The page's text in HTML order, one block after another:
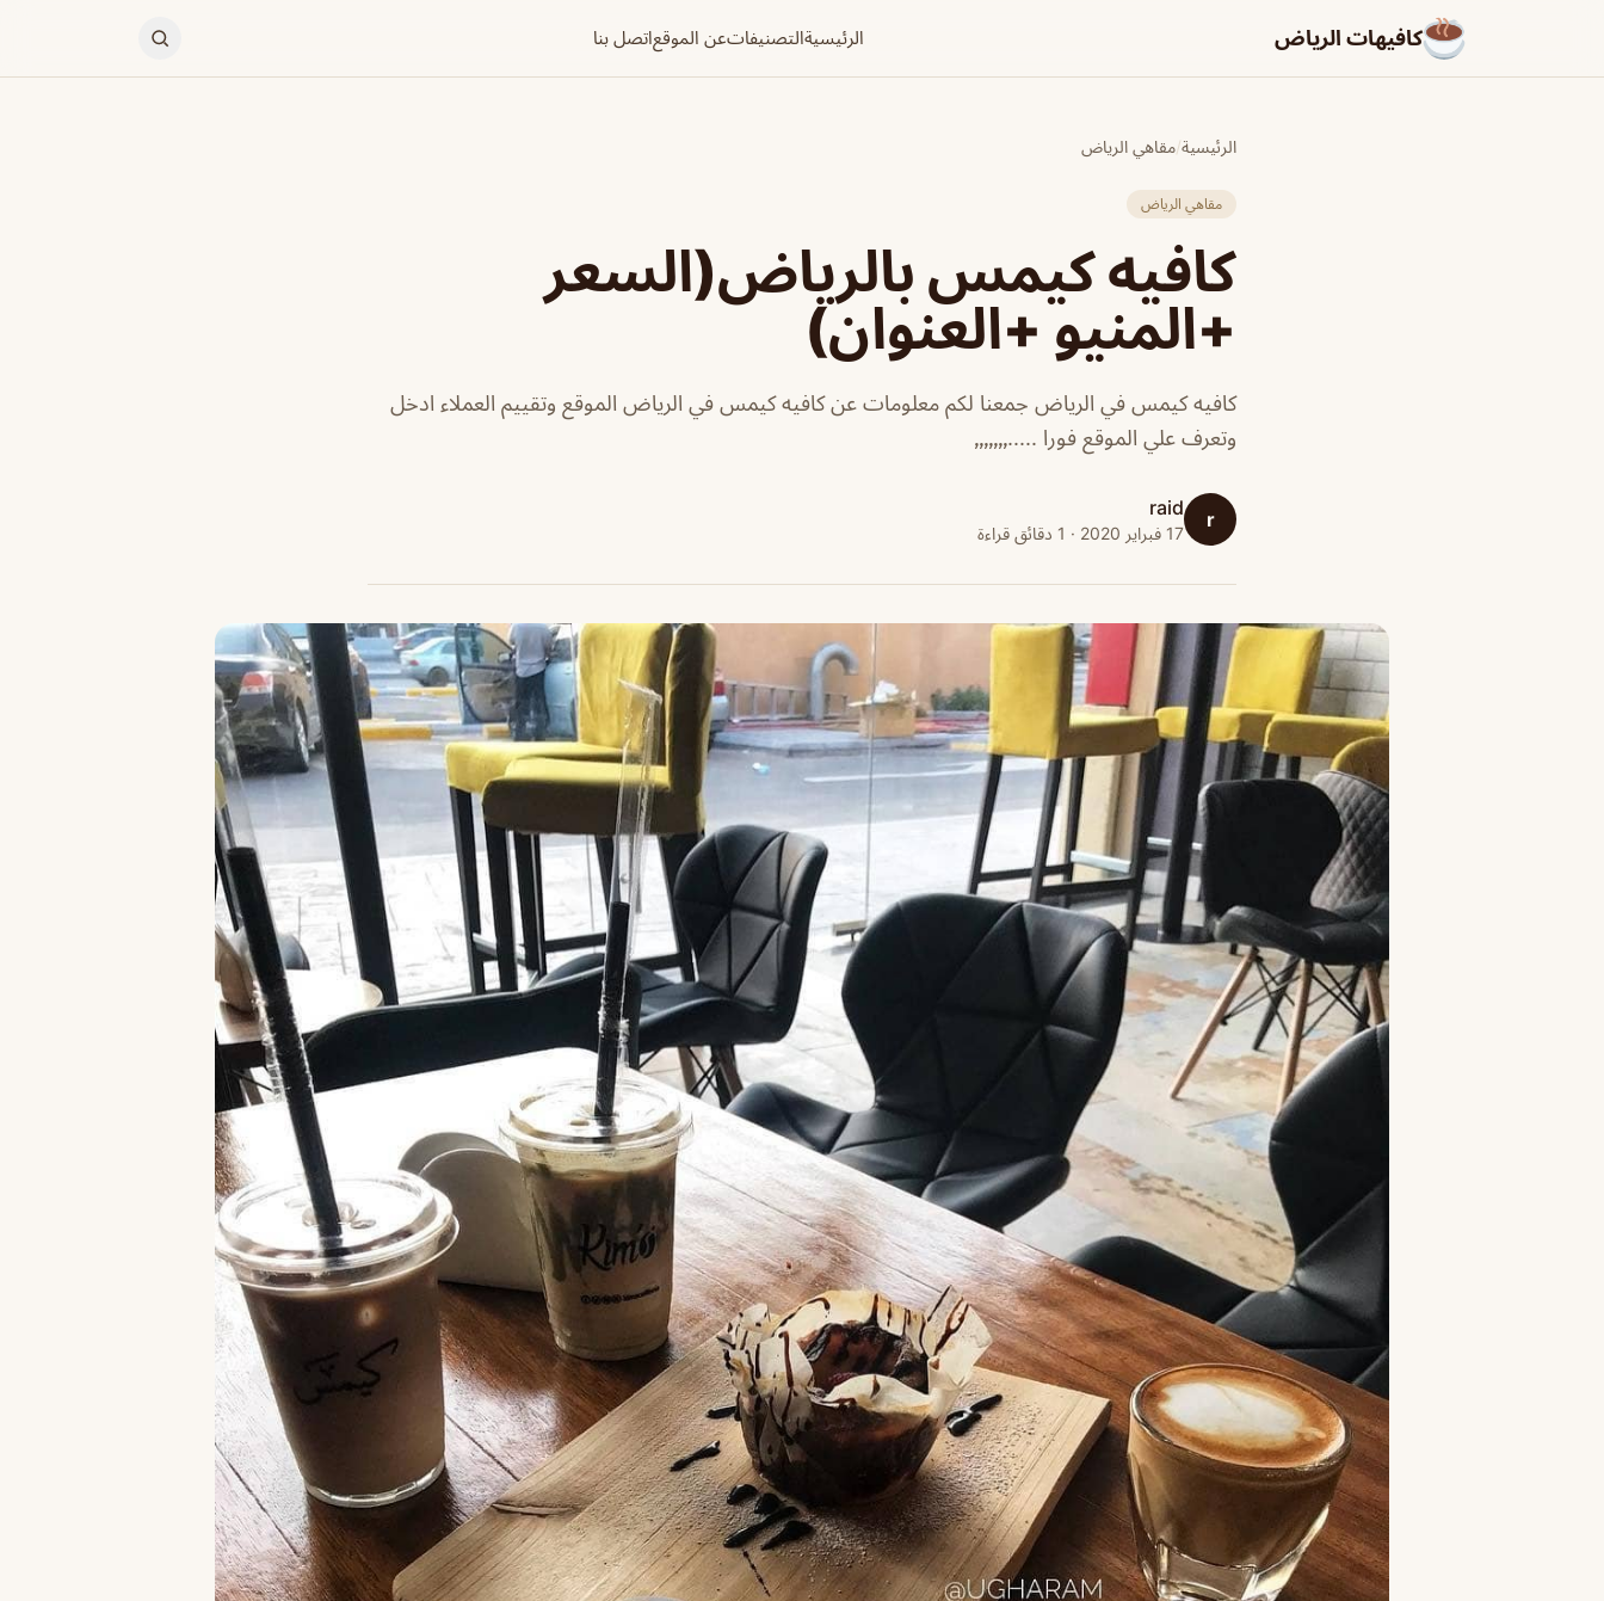
كافيهات الرياض الرئيسيةالتصنيفاتعن الموقعاتصل بنا
الرئيسية/مقاهي الرياض
مقاهي الرياض
كافيه كيمس بالرياض(السعر
+المنيو +العنوان)
كافيه كيمس في الرياض جمعنا لكم معلومات عن كافيه كيمس في الرياض الموقع وتقييم العملاء ادخل
وتعرف علي الموقع فورا .....٫٫٫٫٫٫٫
r
raid
17 فبراير 2020 · 1 دقائق قراءة